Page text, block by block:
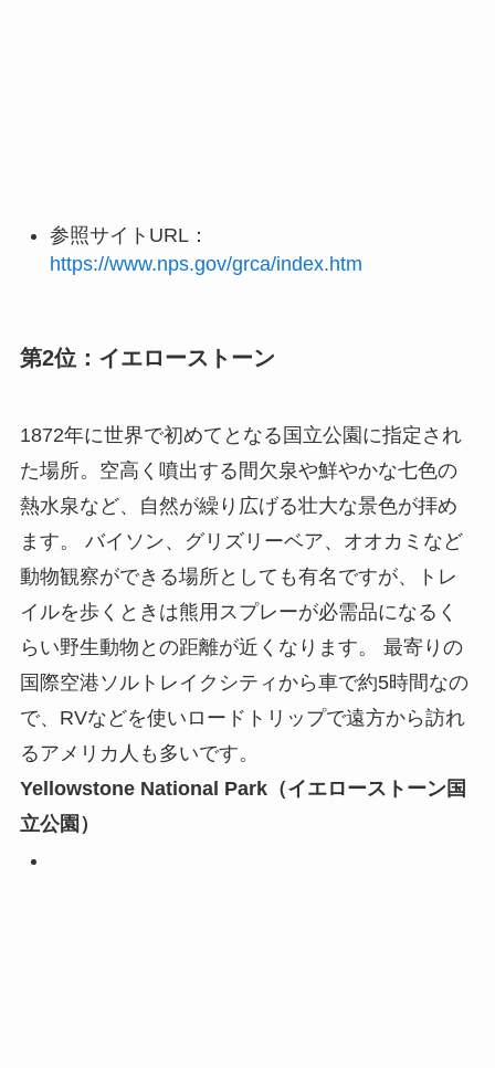
参照サイトURL：
https://www.nps.gov/grca/index.htm
第2位：イエローストーン
1872年に世界で初めてとなる国立公園に指定され
た場所。空高く噴出する間欠泉や鮮やかな七色の
熱水泉など、自然が繰り広げる壮大な景色が拝め
ます。 バイソン、グリズリーベア、オオカミなど
動物観察ができる場所としても有名ですが、トレ
イルを歩くときは熊用スプレーが必需品になるく
らい野生動物との距離が近くなります。 最寄りの
国際空港ソルトレイクシティから車で約5時間なの
で、RVなどを使いロードトリップで遠方から訪れ
るアメリカ人も多いです。
Yellowstone National Park（イエローストーン国
立公園）